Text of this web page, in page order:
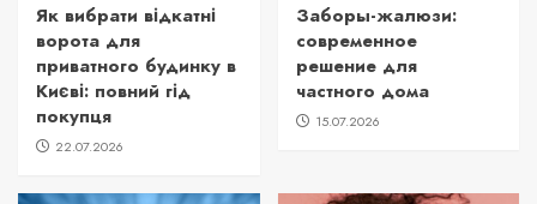
Як вибрати відкатні
ворота для
приватного будинку в
Києві: повний гід
покупця
22.07.2026
Заборы-жалюзи:
современное
решение для
частного дома
15.07.2026